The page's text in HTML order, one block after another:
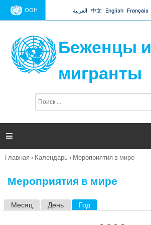
Jump to navigation
ООН العربية 中文 English Français
Беженцы и
мигранты
п
и

Вы
Главная › Календарь › Мероприятия в мире
Мероприятия в мире
Месяц День Год